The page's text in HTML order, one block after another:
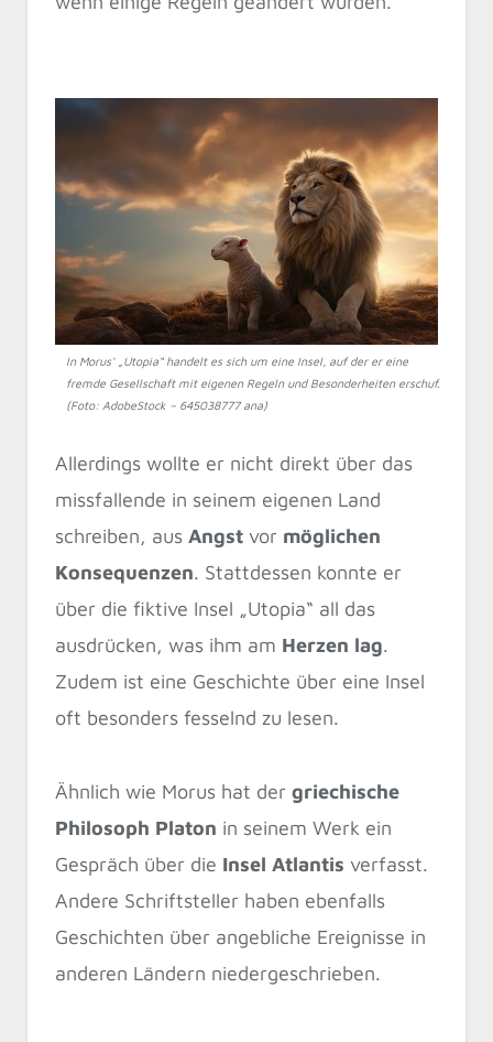
In Morus‘ „Utopia“ handelt es sich um eine Insel, auf der er eine
fremde Gesellschaft mit eigenen Regeln und Besonderheiten erschuf.
(Foto: AdobeStock – 645038777 ana)
Allerdings wollte er nicht direkt über das
missfallende in seinem eigenen Land
schreiben, aus Angst vor möglichen
Konsequenzen. Stattdessen konnte er
über die fiktive Insel „Utopia“ all das
ausdrücken, was ihm am Herzen lag.
Zudem ist eine Geschichte über eine Insel
oft besonders fesselnd zu lesen.
Ähnlich wie Morus hat der griechische
Philosoph Platon in seinem Werk ein
Gespräch über die Insel Atlantis verfasst.
Andere Schriftsteller haben ebenfalls
Geschichten über angebliche Ereignisse in
anderen Ländern niedergeschrieben.